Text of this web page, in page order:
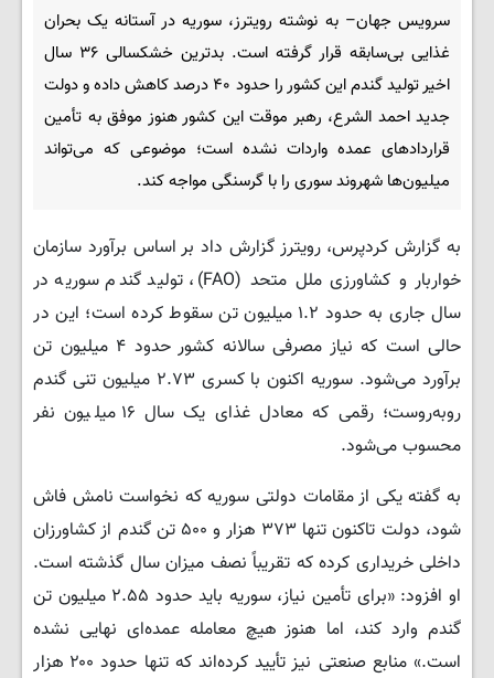
سرویس جهان– به نوشته رویترز، سوریه در آستانه یک بحران
غذایی بی‌سابقه قرار گرفته است. بدترین خشکسالی ۳۶ سال
اخیر تولید گندم این کشور را حدود ۴۰ درصد کاهش داده و دولت
جدید احمد الشرع، رهبر موقت این کشور هنوز موفق به تأمین
قراردادهای عمده واردات نشده است؛ موضوعی که می‌تواند
میلیون‌ها شهروند سوری را با گرسنگی مواجه کند.
به گزارش کردپرس، رویترز گزارش داد بر اساس برآورد سازمان
خواربار و کشاورزی ملل متحد (FAO)، تولید گندم سوریه در
سال جاری به حدود ۱.۲ میلیون تن سقوط کرده است؛ این در
حالی است که نیاز مصرفی سالانه کشور حدود ۴ میلیون تن
برآورد می‌شود. سوریه اکنون با کسری ۲.۷۳ میلیون تنی گندم
روبه‌روست؛ رقمی که معادل غذای یک سال ۱۶ میلیون نفر
محسوب می‌شود.
به گفته یکی از مقامات دولتی سوریه که نخواست نامش فاش
شود، دولت تاکنون تنها ۳۷۳ هزار و ۵۰۰ تن گندم از کشاورزان
داخلی خریداری کرده که تقریباً نصف میزان سال گذشته است.
او افزود: «برای تأمین نیاز، سوریه باید حدود ۲.۵۵ میلیون تن
گندم وارد کند، اما هنوز هیچ معامله عمده‌ای نهایی نشده
است.» منابع صنعتی نیز تأیید کرده‌اند که تنها حدود ۲۰۰ هزار